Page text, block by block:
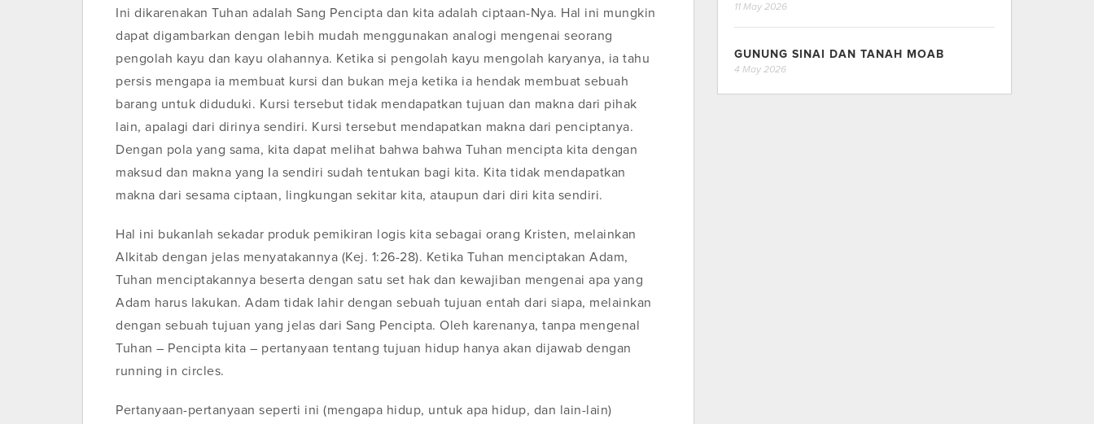
Ini dikarenakan Tuhan adalah Sang Pencipta dan kita adalah ciptaan-Nya. Hal ini mungkin
dapat digambarkan dengan lebih mudah menggunakan analogi mengenai seorang
pengolah kayu dan kayu olahannya. Ketika si pengolah kayu mengolah karyanya, ia tahu
persis mengapa ia membuat kursi dan bukan meja ketika ia hendak membuat sebuah
barang untuk diduduki. Kursi tersebut tidak mendapatkan tujuan dan makna dari pihak
lain, apalagi dari dirinya sendiri. Kursi tersebut mendapatkan makna dari penciptanya.
Dengan pola yang sama, kita dapat melihat bahwa bahwa Tuhan mencipta kita dengan
maksud dan makna yang Ia sendiri sudah tentukan bagi kita. Kita tidak mendapatkan
makna dari sesama ciptaan, lingkungan sekitar kita, ataupun dari diri kita sendiri.
Hal ini bukanlah sekadar produk pemikiran logis kita sebagai orang Kristen, melainkan
Alkitab dengan jelas menyatakannya (Kej. 1:26-28). Ketika Tuhan menciptakan Adam,
Tuhan menciptakannya beserta dengan satu set hak dan kewajiban mengenai apa yang
Adam harus lakukan. Adam tidak lahir dengan sebuah tujuan entah dari siapa, melainkan
dengan sebuah tujuan yang jelas dari Sang Pencipta. Oleh karenanya, tanpa mengenal
Tuhan – Pencipta kita – pertanyaan tentang tujuan hidup hanya akan dijawab dengan
running in circles.
Pertanyaan-pertanyaan seperti ini (mengapa hidup, untuk apa hidup, dan lain-lain)
11 May 2026
GUNUNG SINAI DAN TANAH MOAB
4 May 2026